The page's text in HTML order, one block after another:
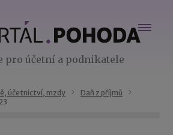
pro účetní a podnikatele
účetnictví, mzdy
Daň z příjmů